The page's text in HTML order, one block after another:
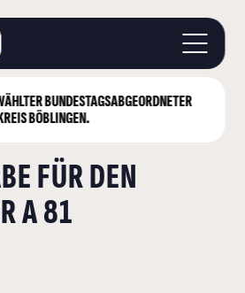
BUNDESTAGS­ABGEORDNETER
BÖBLINGEN.
BÖBLINGEN
BUNDESTAG
AKTUELLES
FÜR DEN
A 81